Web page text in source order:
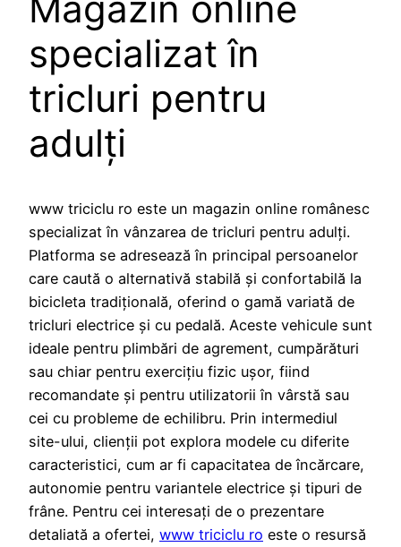
specializat în
tricluri pentru
adulți
www triciclu ro este un magazin online românesc
specializat în vânzarea de tricluri pentru adulți.
Platforma se adresează în principal persoanelor
care caută o alternativă stabilă și confortabilă la
bicicleta tradițională, oferind o gamă variată de
tricluri electrice și cu pedală. Aceste vehicule sunt
ideale pentru plimbări de agrement, cumpărături
sau chiar pentru exercițiu fizic ușor, fiind
recomandate și pentru utilizatorii în vârstă sau
cei cu probleme de echilibru. Prin intermediul
site-ului, clienții pot explora modele cu diferite
caracteristici, cum ar fi capacitatea de încărcare,
autonomie pentru variantele electrice și tipuri de
frâne. Pentru cei interesați de o prezentare
detaliată a ofertei, www triciclu ro este o resursă